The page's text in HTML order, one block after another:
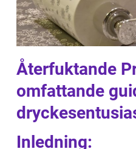
Återfuktande
omfattande
Inledning: